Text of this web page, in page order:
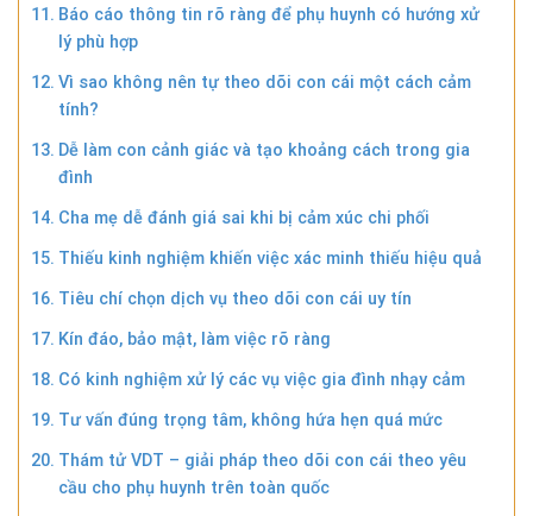
Báo cáo thông tin rõ ràng để phụ huynh có hướng xử
lý phù hợp
Vì sao không nên tự theo dõi con cái một cách cảm
tính?
Dễ làm con cảnh giác và tạo khoảng cách trong gia
đình
Cha mẹ dễ đánh giá sai khi bị cảm xúc chi phối
Thiếu kinh nghiệm khiến việc xác minh thiếu hiệu quả
Tiêu chí chọn dịch vụ theo dõi con cái uy tín
Kín đáo, bảo mật, làm việc rõ ràng
Có kinh nghiệm xử lý các vụ việc gia đình nhạy cảm
Tư vấn đúng trọng tâm, không hứa hẹn quá mức
Thám tử VDT – giải pháp theo dõi con cái theo yêu
cầu cho phụ huynh trên toàn quốc